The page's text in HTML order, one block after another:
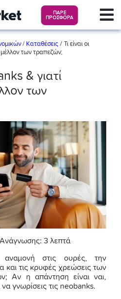
ΠΑΡΕ
ΠΡΟΣΦΟΡΑ
/ Καταθέσεις / Τι είναι οι
μέλλον των τραπεζών;
& γιατί
των
3 λεπτά
στις ουρές, την
και τις κρυφές χρεώσεις των
Αν η απάντηση είναι ναι,
γνωρίσεις τις neobanks.